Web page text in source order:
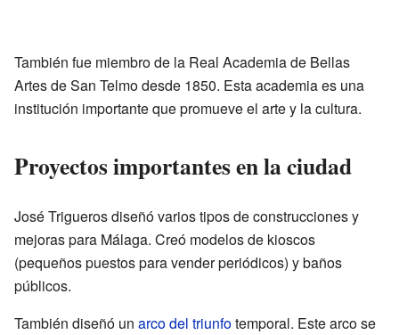
También fue miembro de la Real Academia de Bellas
Artes de San Telmo desde 1850. Esta academia es una
institución importante que promueve el arte y la cultura.
Proyectos importantes en la ciudad
José Trigueros diseñó varios tipos de construcciones y
mejoras para Málaga. Creó modelos de kioscos
(pequeños puestos para vender periódicos) y baños
públicos.
También diseñó un arco del triunfotemporal. Este arco se